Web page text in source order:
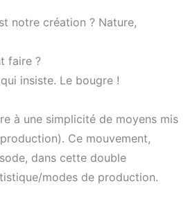
notre création ? Nature,
faire ?
insiste. Le bougre !
à une simplicité de moyens mis
Ce mouvement,
dans cette double
modes de production.